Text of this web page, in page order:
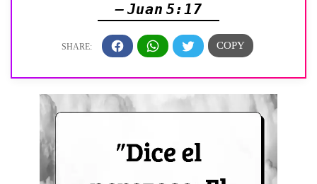
— Juan 5:17